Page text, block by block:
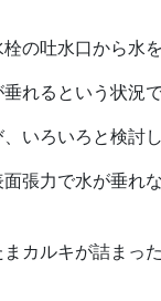
の吐水口から水を
れるという状況で
いろいろと検討
張力で水が垂れ
カルキが詰まっ